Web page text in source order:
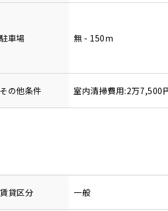
駐車場 無 - 150m
その他条件 室内清掃費用:2万7,500
賃貸区分 一般